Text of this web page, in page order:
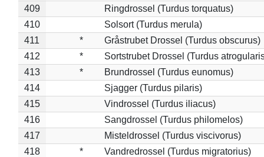
409
Ringdrossel (Turdus torquatus)
410
Solsort (Turdus merula)
411
*
Gråstrubet Drossel (Turdus obscurus)
412
*
Sortstrubet Drossel (Turdus
413
*
Brundrossel (Turdus eunomus)
414
Sjagger (Turdus pilaris)
415
Vindrossel (Turdus iliacus)
416
Sangdrossel (Turdus philomelos)
417
Misteldrossel (Turdus viscivorus)
418
*
Vandredrossel (Turdus migratorius)